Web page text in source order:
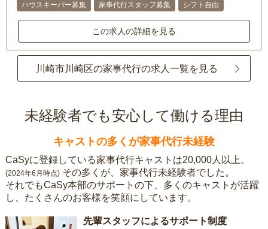
ハウスキーパー募集
家事代行スタッフ募集 シフト自由
この求人の詳細を見る
川崎市川崎区の家事代行の求人一覧を見る
未経験者でも安心して働ける理由
キャストの多くが家事代行未経験
CaSyに登録している家事代行キャストは20,000人以上。
(2024年6月時点) その多くが、家事代行未経験者でした。
それでもCaSy本部のサポートの下、多くのキャストが活躍
し、たくさんのお客様を笑顔にしています。
先輩スタッフによるサポート制度